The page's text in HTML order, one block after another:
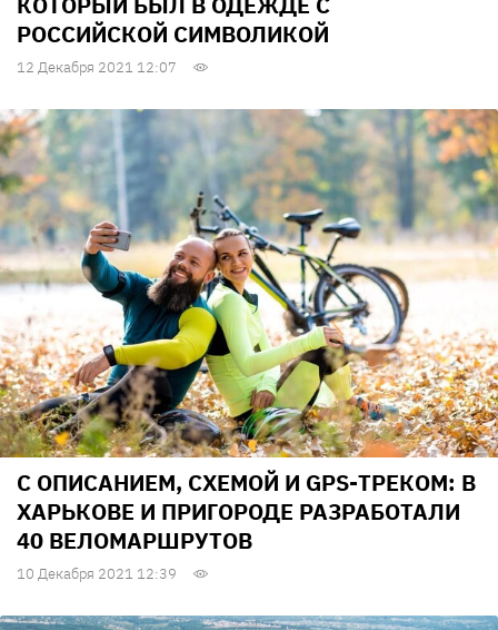
РОССИЙСКОЙ СИМВОЛИКОЙ
12 Декабря 2021 12:07
С ОПИСАНИЕМ, СХЕМОЙ И GPS-ТРЕКОМ: В
ХАРЬКОВЕ И ПРИГОРОДЕ РАЗРАБОТАЛИ
40 ВЕЛОМАРШРУТОВ
10 Декабря 2021 12:39